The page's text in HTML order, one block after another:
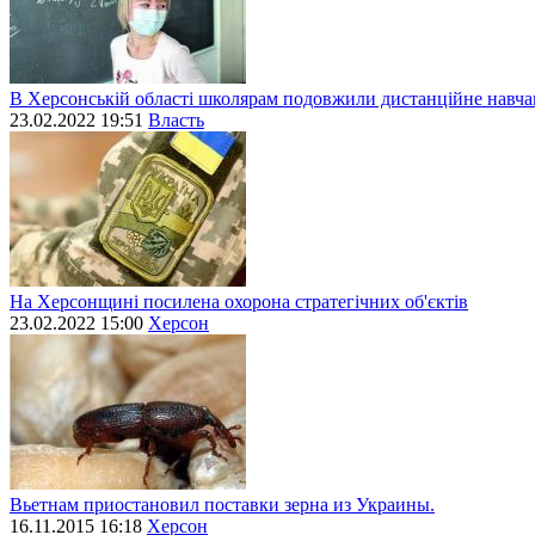
В Херсонській області школярам подовжили дистанційне
23.02.2022 19:51 Власть
На Херсонщині посилена охорона стратегічних об'єктів
23.02.2022 15:00 Херсон
Вьетнам приостановил поставки зерна из Украины.
16.11.2015 16:18 Херсон